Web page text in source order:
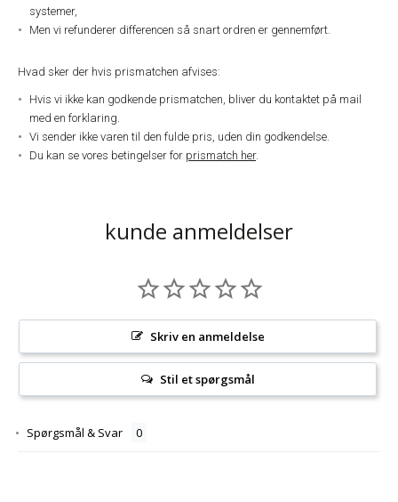
systemer,
Men vi refunderer differencen så snart ordren er gennemført.
Hvad sker der hvis prismatchen afvises:
Hvis vi ikke kan godkende prismatchen, bliver du kontaktet på mail
med en forklaring.
Vi sender ikke varen til den fulde pris, uden din godkendelse.
Du kan se vores betingelser for prismatch her.
kunde anmeldelser
Skriv en anmeldelse
Stil et spørgsmål
Spørgsmål & Svar